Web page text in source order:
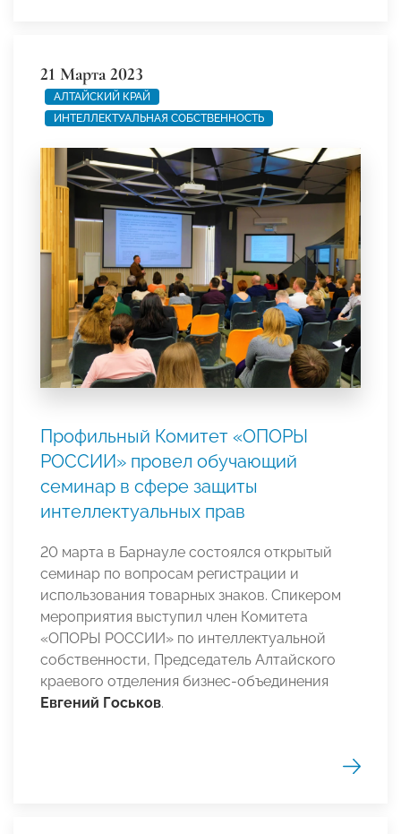
21 Марта 2023
АЛТАЙСКИЙ КРАЙ
ИНТЕЛЛЕКТУАЛЬНАЯ СОБСТВЕННОСТЬ
Профильный Комитет «ОПОРЫ
РОССИИ» провел обучающий
семинар в сфере защиты
интеллектуальных прав
20 марта в Барнауле состоялся открытый
семинар по вопросам регистрации и
использования товарных знаков. Спикером
мероприятия выступил член Комитета
«ОПОРЫ РОССИИ» по интеллектуальной
собственности, Председатель Алтайского
краевого отделения бизнес-объединения
Евгений Госьков.